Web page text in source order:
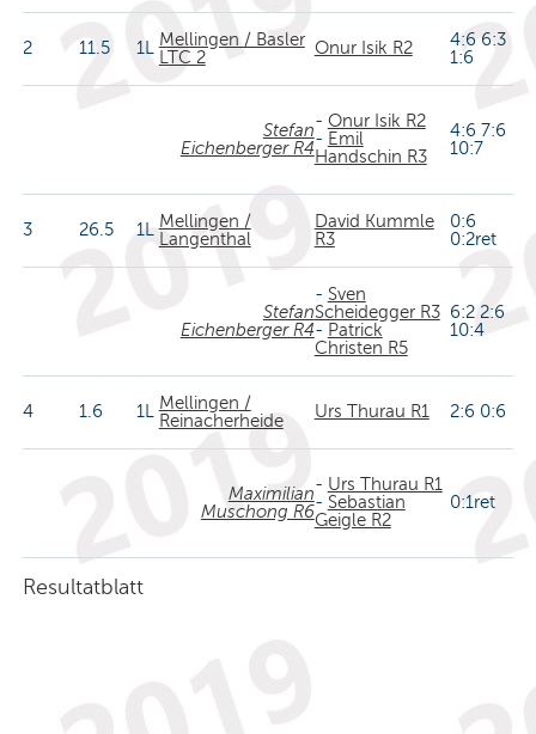
2 11.5 1LMellingen / Basler
LTC 2
Onur Isik R2
4:6 6:3
1:6
Stefan
Eichenberger R4
- Onur Isik R2
- Emil
Handschin R3
4:6 7:6
10:7
3 26.5 1LMellingen /
Langenthal
David Kummle
R3
0:6
0:2ret
Stefan
Eichenberger R4
- Sven
Scheidegger R3
- Patrick
Christen R5
6:2 2:6
10:4
4 1.6 1LMellingen /
Reinacherheide
Urs Thurau R1 2:6 0:6
Maximilian
Muschong R6
- Urs Thurau R1
- Sebastian
Geigle R2
0:1ret
Resultatblatt